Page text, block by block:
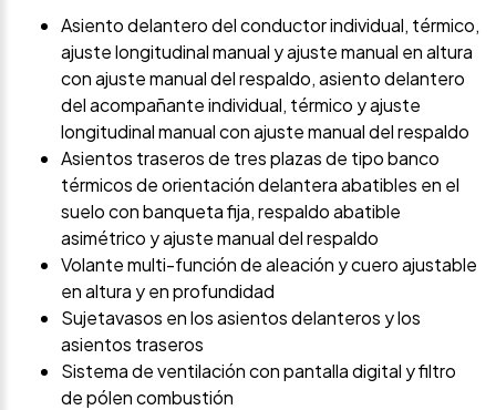
Asiento delantero del conductor individual, térmico,
ajuste longitudinal manual y ajuste manual en altura
con ajuste manual del respaldo, asiento delantero
del acompañante individual, térmico y ajuste
longitudinal manual con ajuste manual del respaldo
Asientos traseros de tres plazas de tipo banco
térmicos de orientación delantera abatibles en el
suelo con banqueta fija, respaldo abatible
asimétrico y ajuste manual del respaldo
Volante multi-función de aleación y cuero ajustable
en altura y en profundidad
Sujetavasos en los asientos delanteros y los
asientos traseros
Sistema de ventilación con pantalla digital y filtro
de pólen combustión